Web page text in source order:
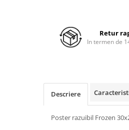
Retur
In termen de
Descriere
Poster razuibil Frozen